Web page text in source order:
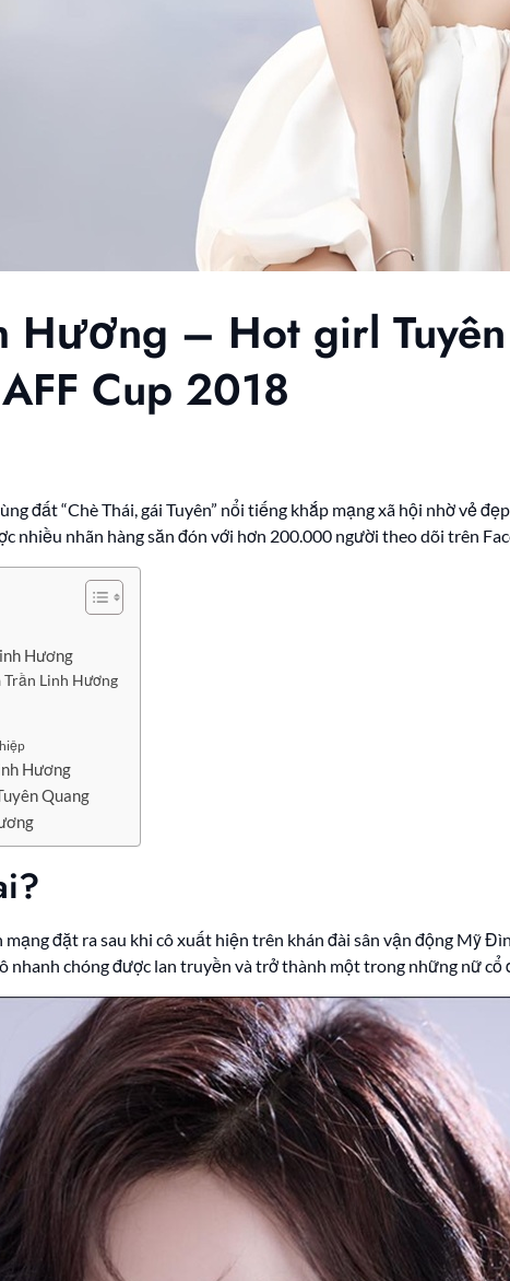
Hương – Hot girl
Cup 2018
đất “Chè Thái, gái Tuyên” nổi tiếng khắp mạng xã hội nhờ vẻ
nhiều nhãn hàng săn đón với hơn 200.000 người theo dõi trên
Hương
Trần Linh Hương
Hương
Quang
mạng đặt ra sau khi cô xuất hiện trên khán đài sân vận động Mỹ
nhanh chóng được lan truyền và trở thành một trong những nữ